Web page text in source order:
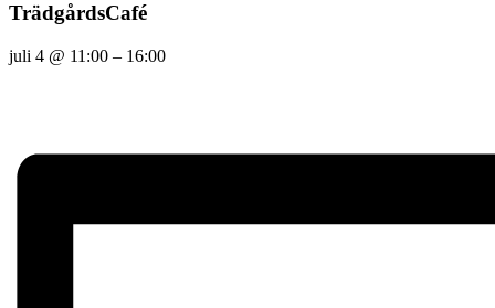
TrädgårdsCafé
juli 4 @ 11:00 – 16:00